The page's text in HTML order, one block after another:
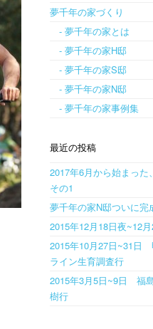
夢千年の家づくり
- 夢千年の家とは
- 夢千年の家H邸
- 夢千年の家S邸
- 夢千年の家N邸
- 夢千年の家事例集
最近の投稿
2017年6月から始まった
その1
夢千年の家N邸ついに完
2015年12月18日夜~12月
2015年10月27日~31日
ライン生育調査行
2015年3月5日~9日 福
樹行